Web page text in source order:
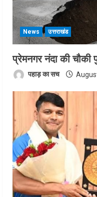
News उत्तराखंड
प्रेमनगर नंदा की चौकी
पहाड़ का सच